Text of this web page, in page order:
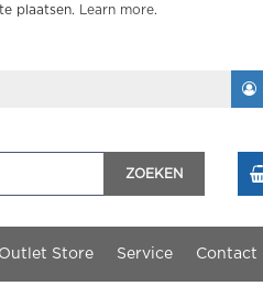
plaatsen. Learn more.
ZOEKEN
Outlet Store Service Contact